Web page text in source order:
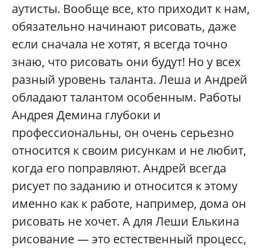
аутисты. Вообще все, кто приходит к нам,
обязательно начинают рисовать, даже
если сначала не хотят, я всегда точно
знаю, что рисовать они будут! Но у всех
разный уровень таланта. Леша и Андрей
обладают талантом особенным. Работы
Андрея Демина глубоки и
профессиональны, он очень серьезно
относится к своим рисункам и не любит,
когда его поправляют. Андрей всегда
рисует по заданию и относится к этому
именно как к работе, например, дома он
рисовать не хочет. А для Леши Елькина
рисование — это естественный процесс,